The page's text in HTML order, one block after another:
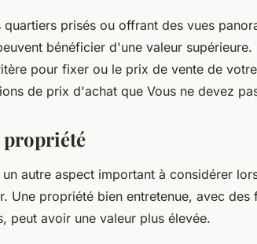
quartiers prisés ou offrant des vues
bénéficier d'une valeur supérieure.
pour fixer ou le prix de vente de
de prix d'achat que Vous ne devez
propriété
autre aspect important à considérer
Une propriété bien entretenue, avec des
peut avoir une valeur plus élevée.